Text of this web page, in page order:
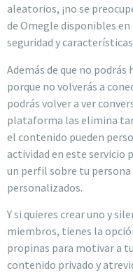
aleatorios, ¡no se
de Omegle disponibles
seguridad y
Además de que no
porque no volverás a
podrás volver a ver
plataforma las elimina
el contenido pueden
actividad en este servicio
un perfil sobre tu
personalizados.
Y si quieres crear uno y
miembros, tienes la
propinas para motivar a
contenido privado y